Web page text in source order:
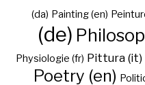
(da) Painting (en)
(de)
Physiologie (fr) Pittura (it)
Poetry (en)